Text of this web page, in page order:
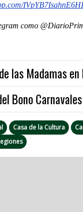
como
las Madamas en
Bono
Casa de la Cultura